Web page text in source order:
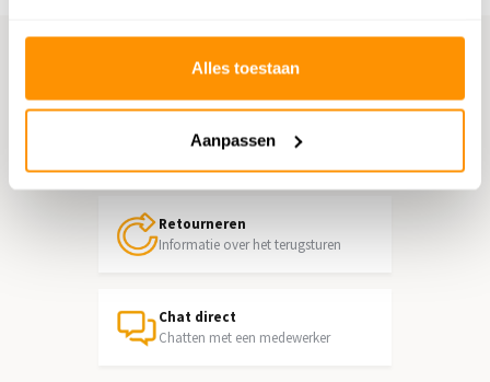
Alles toestaan
Aanpassen
Hulp nodig?
Neem contact op met onze
klantenservice
Retourneren
Informatie over het terugsturen
Chat direct
Chatten met een medewerker